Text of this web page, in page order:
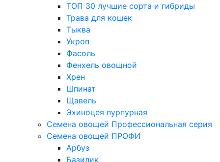
ТОП 30 лучшие сорта и гибриды
Трава для кошек
Тыква
Укроп
Фасоль
Фенхель овощной
Хрен
Шпинат
Щавель
Эхиноцея пурпурная
Семена овощей Профессиональная серия
Семена овощей ПРОФИ
Арбуз
Базилик